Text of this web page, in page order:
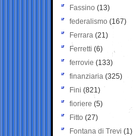
Fassino (13)
federalismo (167)
Ferrara (21)
Ferretti (6)
ferrovie (133)
finanziaria (325)
Fini (821)
fioriere (5)
Fitto (27)
Fontana di Trevi (1)